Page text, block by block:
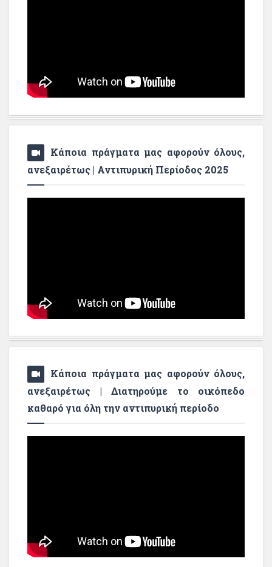
Κάποια πράγματα μας αφορούν όλους,
ανεξαιρέτως | Αντιπυρική Περίοδος 2025
Κάποια πράγματα μας αφορούν όλους,
ανεξαιρέτως | Διατηρούμε το οικόπεδο
καθαρό για όλη την αντιπυρική περίοδο